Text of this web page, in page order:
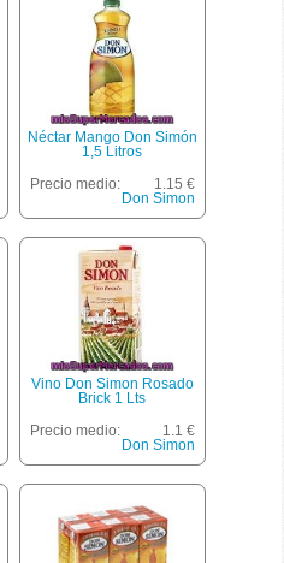
Néctar Mango Don Simón
1,5 Litros
Precio medio:
1.15 €
Don Simon
Vino Don Simon Rosado
Brick 1 Lts
Precio medio:
1.1 €
Don Simon